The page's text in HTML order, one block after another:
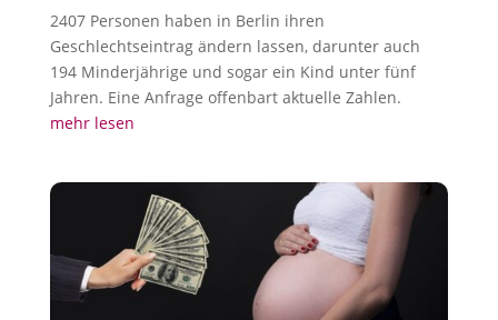
2407 Personen haben in Berlin ihren
Geschlechtseintrag ändern lassen, darunter auch
194 Minderjährige und sogar ein Kind unter fünf
Jahren. Eine Anfrage offenbart aktuelle Zahlen.
mehr lesen